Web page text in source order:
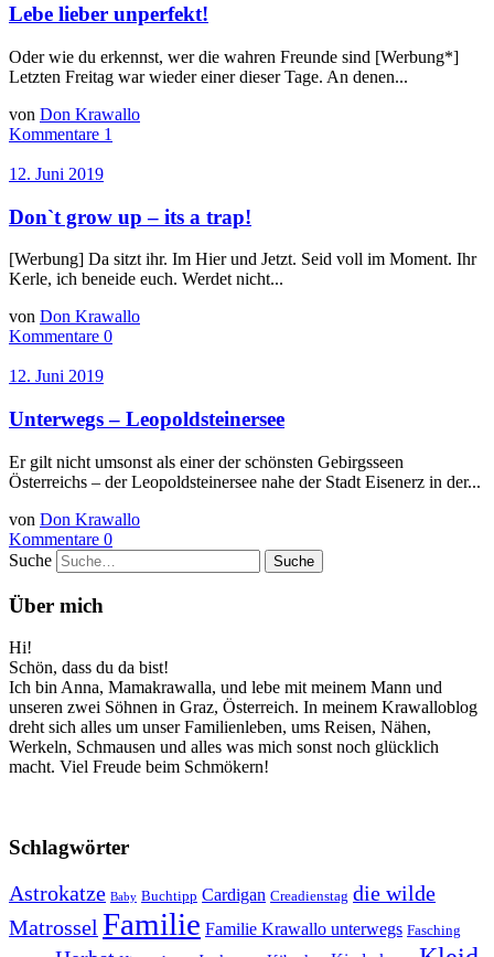
Lebe lieber unperfekt!
Oder wie du erkennst, wer die wahren Freunde sind [Werbung*]
Letzten Freitag war wieder einer dieser Tage. An denen...
von Don Krawallo
Kommentare 1
12. Juni 2019
Don`t grow up – its a trap!
[Werbung] Da sitzt ihr. Im Hier und Jetzt. Seid voll im Moment. Ihr
Kerle, ich beneide euch. Werdet nicht...
von Don Krawallo
Kommentare 0
12. Juni 2019
Unterwegs – Leopoldsteinersee
Er gilt nicht umsonst als einer der schönsten Gebirgsseen
Österreichs – der Leopoldsteinersee nahe der Stadt Eisenerz in der...
von Don Krawallo
Kommentare 0
Suche
Über mich
Hi!
Schön, dass du da bist!
Ich bin Anna, Mamakrawalla, und lebe mit meinem Mann und
unseren zwei Söhnen in Graz, Österreich. In meinem Krawalloblog
dreht sich alles um unser Familienleben, ums Reisen, Nähen,
Werkeln, Schmausen und alles was mich sonst noch glücklich
macht. Viel Freude beim Schmökern!
Schlagwörter
Astrokatze Baby Buchtipp Cardigan Creadienstag die wilde
Matrossel Familie Familie Krawallo unterwegs Fasching